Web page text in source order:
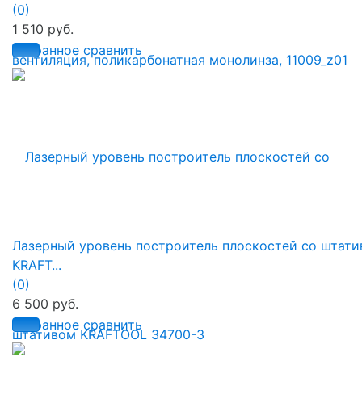
избранное сравнить
(0)
1 510 руб.
избранное сравнить
Лазерный уровень построитель плоскостей со
KRAFT...
(0)
6 500 руб.